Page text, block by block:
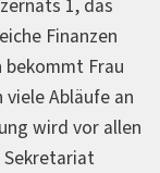
1, das
Finanzen
bekommt Frau
Abläufe an
wird vor allen
Sekretariat